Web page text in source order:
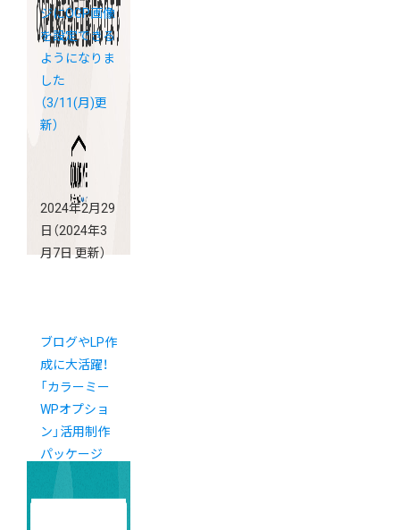
ジにOGP画像
を設定できる
ようになりま
した
（3/11(月)更
新）
2024年2月29
日 （2024年3
月7日 更新）
ブログやLP作
成に大活躍！
「カラーミー
WPオプショ
ン」活用制作
パッケージ